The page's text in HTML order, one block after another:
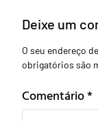
Deixe um
O seu endereço
obrigatórios são
Comentário*